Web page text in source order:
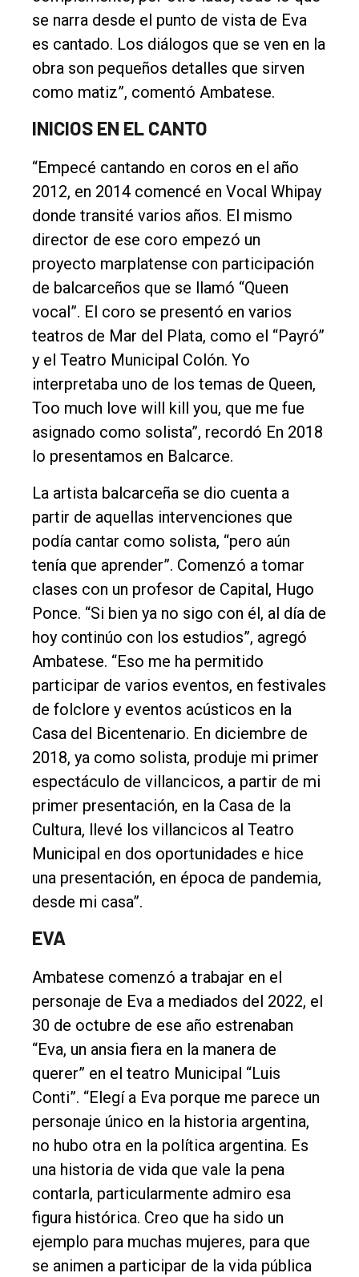
se narra desde el punto de vista de Eva
es cantado. Los diálogos que se ven en la
obra son pequeños detalles que sirven
como matiz”, comentó Ambatese.
INICIOS EN EL CANTO
“Empecé cantando en coros en el año
2012, en 2014 comencé en Vocal Whipay
donde transité varios años. El mismo
director de ese coro empezó un
proyecto marplatense con participación
de balcarceños que se llamó “Queen
vocal”. El coro se presentó en varios
teatros de Mar del Plata, como el “Payró”
y el Teatro Municipal Colón. Yo
interpretaba uno de los temas de Queen,
Too much love will kill you, que me fue
asignado como solista”, recordó En 2018
lo presentamos en Balcarce.
La artista balcarceña se dio cuenta a
partir de aquellas intervenciones que
podía cantar como solista, “pero aún
tenía que aprender”. Comenzó a tomar
clases con un profesor de Capital, Hugo
Ponce. “Si bien ya no sigo con él, al día de
hoy continúo con los estudios”, agregó
Ambatese. “Eso me ha permitido
participar de varios eventos, en festivales
de folclore y eventos acústicos en la
Casa del Bicentenario. En diciembre de
2018, ya como solista, produje mi primer
espectáculo de villancicos, a partir de mi
primer presentación, en la Casa de la
Cultura, llevé los villancicos al Teatro
Municipal en dos oportunidades e hice
una presentación, en época de pandemia,
desde mi casa”.
EVA
Ambatese comenzó a trabajar en el
personaje de Eva a mediados del 2022, el
30 de octubre de ese año estrenaban
“Eva, un ansia fiera en la manera de
querer” en el teatro Municipal “Luis
Conti”. “Elegí a Eva porque me parece un
personaje único en la historia argentina,
no hubo otra en la política argentina. Es
una historia de vida que vale la pena
contarla, particularmente admiro esa
figura histórica. Creo que ha sido un
ejemplo para muchas mujeres, para que
se animen a participar de la vida pública